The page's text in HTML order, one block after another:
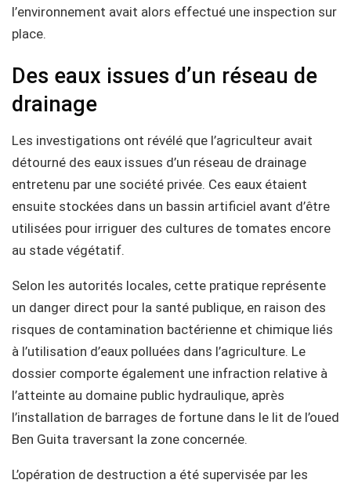
l’environnement avait alors effectué une inspection sur
place.
Des eaux issues d’un réseau de
drainage
Les investigations ont révélé que l’agriculteur avait
détourné des eaux issues d’un réseau de drainage
entretenu par une société privée. Ces eaux étaient
ensuite stockées dans un bassin artificiel avant d’être
utilisées pour irriguer des cultures de tomates encore
au stade végétatif.
Selon les autorités locales, cette pratique représente
un danger direct pour la santé publique, en raison des
risques de contamination bactérienne et chimique liés
à l’utilisation d’eaux polluées dans l’agriculture. Le
dossier comporte également une infraction relative à
l’atteinte au domaine public hydraulique, après
l’installation de barrages de fortune dans le lit de l’oued
Ben Guita traversant la zone concernée.
L’opération de destruction a été supervisée par les